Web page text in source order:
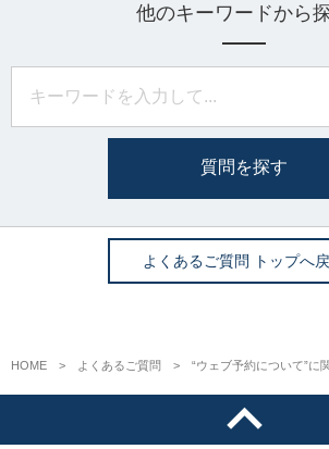
他のキーワードから
質問を探す
よくあるご質問 トップへ
HOME よくあるご質問 “ウェブ予約について”に